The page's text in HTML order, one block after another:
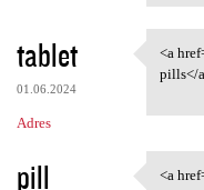
tablet
01.06.2024
Adres
<a
<a
pills</
pill <a